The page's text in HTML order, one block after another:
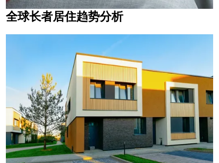
全球长者居住趋势分析